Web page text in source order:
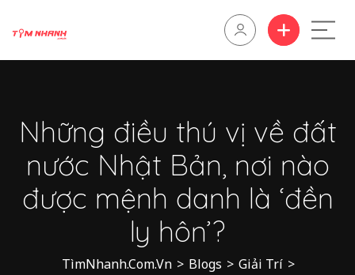
Những điều thú vị về đất
nước Nhật Bản, nơi nào
được mệnh danh là ‘đền
ly hôn’?
TìmNhanh.Com.Vn > Blogs > Giải Trí >